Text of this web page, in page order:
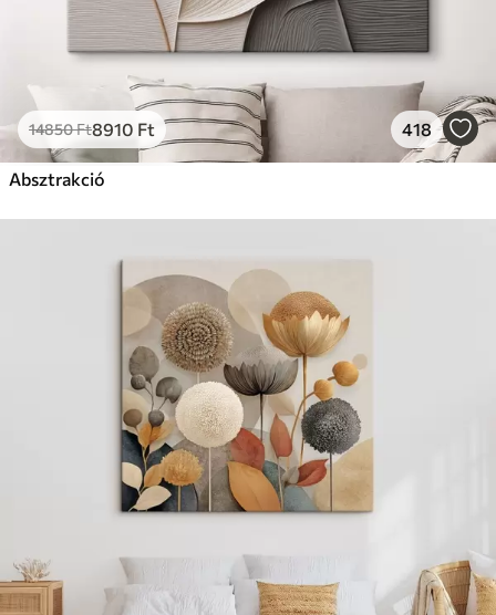
14850Ft8910 Ft 418
Absztrakció